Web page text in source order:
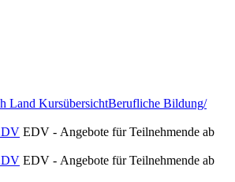
Land KursübersichtBerufliche Bildung/
EDV - Angebote für Teilnehmende ab
EDV - Angebote für Teilnehmende ab